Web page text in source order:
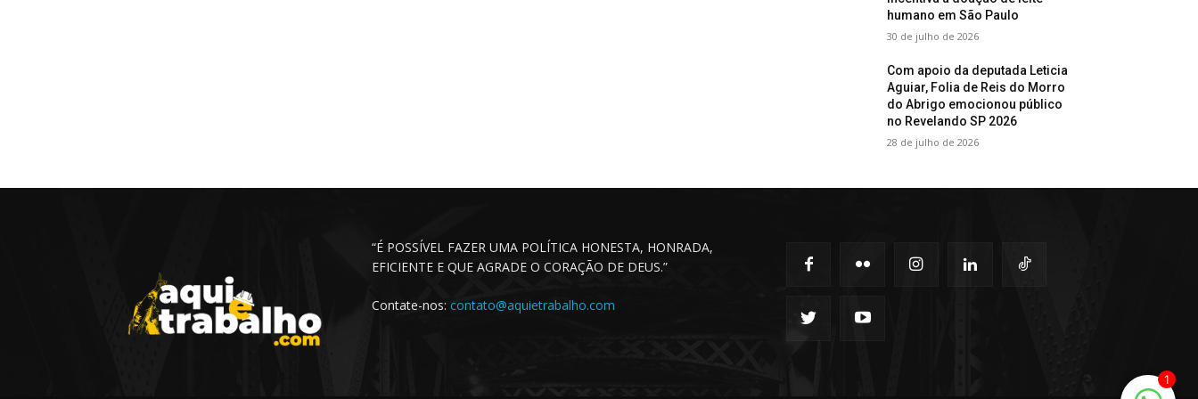
humano em São Paulo
30 de julho de 2026
Com apoio da deputada Leticia
Aguiar, Folia de Reis do Morro
do Abrigo emocionou público
no Revelando SP 2026
28 de julho de 2026
“É POSSÍVEL FAZER UMA POLÍTICA HONESTA, HONRADA,
EFICIENTE E QUE AGRADE O CORAÇÃO DE DEUS.”
Contate-nos: contato@aquietrabalho.com
1